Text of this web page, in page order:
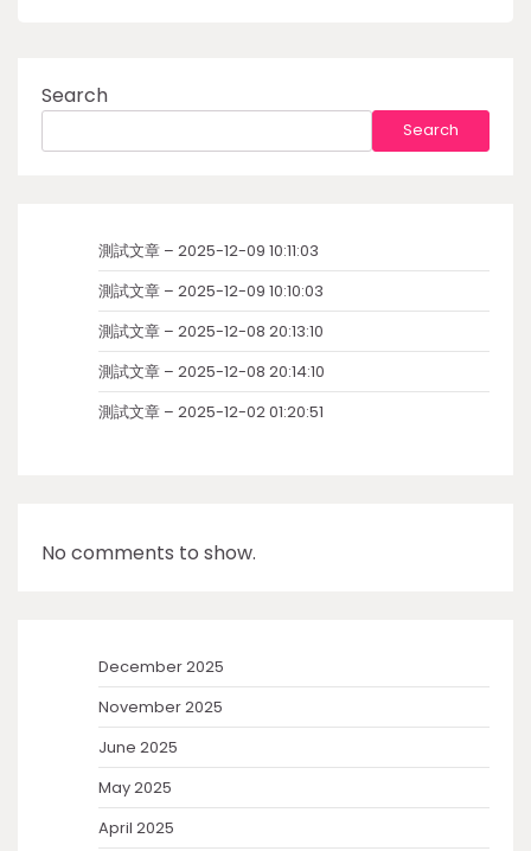
Search
Search
測試文章 – 2025-12-09 10:11:03
測試文章 – 2025-12-09 10:10:03
測試文章 – 2025-12-08 20:13:10
測試文章 – 2025-12-08 20:14:10
測試文章 – 2025-12-02 01:20:51
No comments to show.
December 2025
November 2025
June 2025
May 2025
April 2025